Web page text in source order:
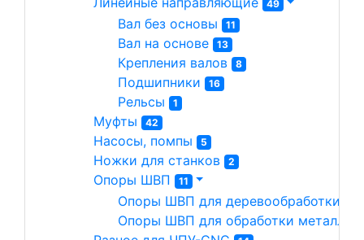
49
Вал без основы 11
Вал на основе 13
Крепления валов 8
Подшипники 16
Рельсы 1
Муфты 42
Насосы, помпы 5
Ножки для станков 2
Опоры ШВП 11
Опоры ШВП для деревообработки
Опоры ШВП для обработки